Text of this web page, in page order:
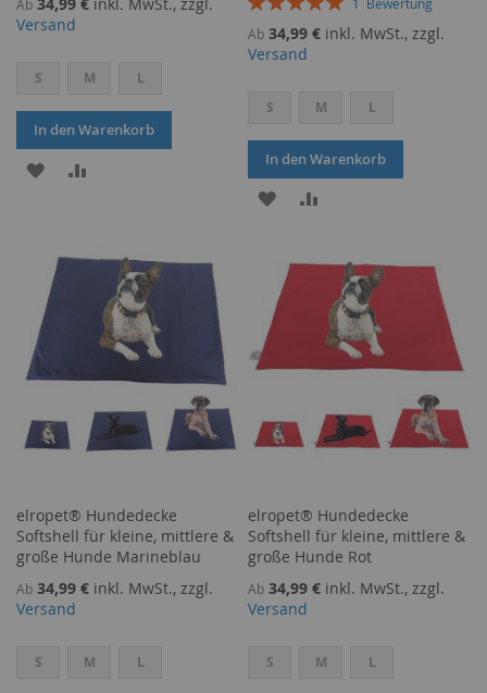
Ab 34,99 € inkl. MwSt., zzgl.
Versand
S M L
In den Warenkorb
ZUR
Ab 34,99 € inkl. MwSt., zzgl.
Versand
S M L
In den Warenkorb
ZUR
HINZUFÜGEN
HINZUFÜGEN
elropet® Hundedecke
Softshell für kleine, mittlere &
große Hunde Marineblau
Ab 34,99 € inkl. MwSt., zzgl.
Versand
S M L
elropet® Hundedecke
Softshell für kleine, mittlere &
große Hunde Rot
Ab 34,99 € inkl. MwSt., zzgl.
Versand
S M L